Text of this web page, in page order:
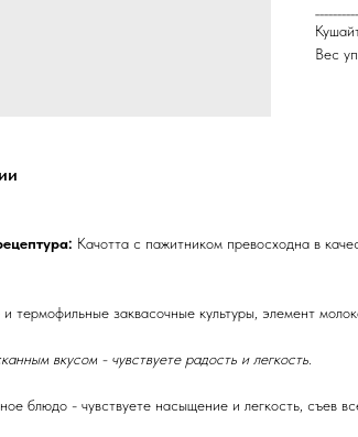
Вес
Качотта с пажитником превосходна в
термофильные заквасочные культуры, элемент
вкусом - чувствуете радость и легкость.
блюдо - чувствуете насыщение и легкость, съев